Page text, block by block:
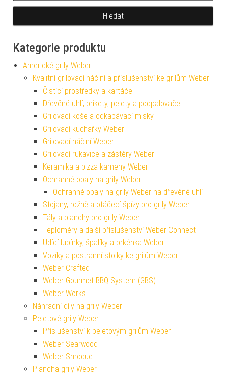
Kategorie produktu
Americké grily Weber
Kvalitní grilovací náčiní a příslušenství ke grilům Weber
Čistící prostředky a kartáče
Dřevěné uhlí, brikety, pelety a podpalovače
Grilovací koše a odkapávací misky
Grilovací kuchařky Weber
Grilovací náčiní Weber
Grilovací rukavice a zástěry Weber
Keramika a pizza kameny Weber
Ochranné obaly na grily Weber
Ochranné obaly na grily Weber na dřevěné uhlí
Stojany, rožně a otáčecí špízy pro grily Weber
Tály a planchy pro grily Weber
Teploměry a další příslušenství Weber Connect
Udící lupínky, špalíky a prkénka Weber
Vozíky a postranní stolky ke grilům Weber
Weber Crafted
Weber Gourmet BBQ System (GBS)
Weber Works
Náhradní díly na grily Weber
Peletové grily Weber
Příslušenství k peletovým grilům Weber
Weber Searwood
Weber Smoque
Plancha grily Weber